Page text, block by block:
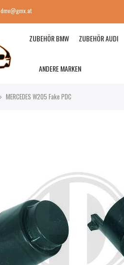
dmv@gmx.at
ZUBEHÖR BMW ZUBEHÖR AUDI
ANDERE MARKEN
MERCEDES W205 Fake PDC